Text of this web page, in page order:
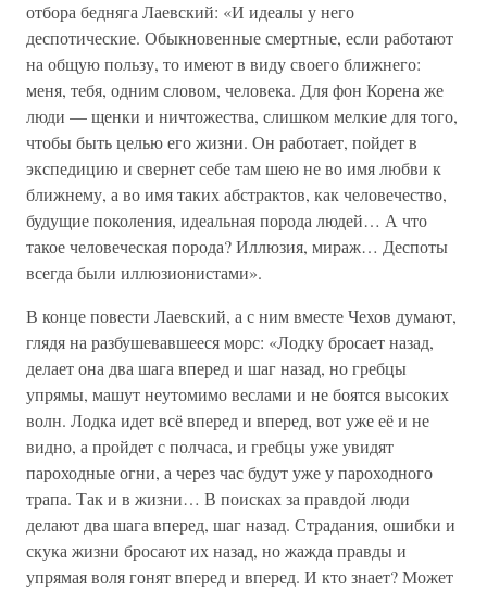
отбора бедняга Лаевский: «И идеалы у него
деспотические. Обыкновенные смертные, если работают
на общую пользу, то имеют в виду своего ближнего:
меня, тебя, одним словом, человека. Для фон Корена же
люди — щенки и ничтожества, слишком мелкие для того,
чтобы быть целью его жизни. Он работает, пойдет в
экспедицию и свернет себе там шею не во имя любви к
ближнему, а во имя таких абстрактов, как человечество,
будущие поколения, идеальная порода людей… А что
такое человеческая порода? Иллюзия, мираж… Деспоты
всегда были иллюзионистами».
В конце повести Лаевский, а с ним вместе Чехов думают,
глядя на разбушевавшееся морс: «Лодку бросает назад,
делает она два шага вперед и шаг назад, но гребцы
упрямы, машут неутомимо веслами и не боятся высоких
волн. Лодка идет всё вперед и вперед, вот уже её и не
видно, а пройдет с полчаса, и гребцы уже увидят
пароходные огни, а через час будут уже у пароходного
трапа. Так и в жизни… В поисках за правдой люди
делают два шага вперед, шаг назад. Страдания, ошибки и
скука жизни бросают их назад, но жажда правды и
упрямая воля гонят вперед и вперед. И кто знает? Может